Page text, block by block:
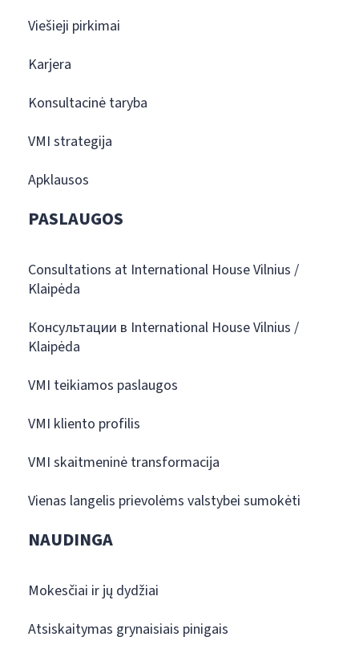
Viešieji pirkimai
Karjera
Konsultacinė taryba
VMI strategija
Apklausos
PASLAUGOS
Consultations at International House Vilnius /
Klaipėda
Консультации в International House Vilnius /
Klaipėda
VMI teikiamos paslaugos
VMI kliento profilis
VMI skaitmeninė transformacija
Vienas langelis prievolėms valstybei sumokėti
NAUDINGA
Mokesčiai ir jų dydžiai
Atsiskaitymas grynaisiais pinigais